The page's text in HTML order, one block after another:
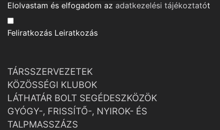
Elolvastam és elfogadom az adatkezelési tájékoztatót
Feliratkozás Leiratkozás
TÁRSSZERVEZETEK
KÖZÖSSÉGI KLUBOK
LÁTHATÁR BOLT SEGÉDESZKÖZÖK
GYÓGY-, FRISSÍTŐ-, NYIROK- ÉS
TALPMASSZÁZS